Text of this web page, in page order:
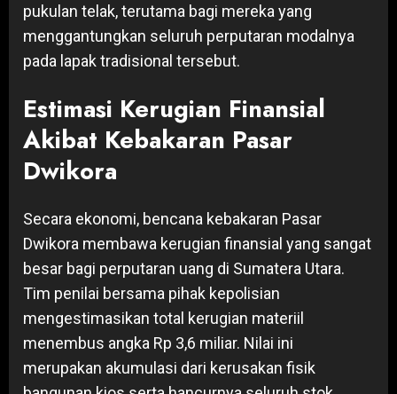
pukulan telak, terutama bagi mereka yang
menggantungkan seluruh perputaran modalnya
pada lapak tradisional tersebut.
Estimasi Kerugian Finansial
Akibat Kebakaran Pasar
Dwikora
Secara ekonomi, bencana kebakaran Pasar
Dwikora membawa kerugian finansial yang sangat
besar bagi perputaran uang di Sumatera Utara.
Tim penilai bersama pihak kepolisian
mengestimasikan total kerugian materiil
menembus angka Rp 3,6 miliar. Nilai ini
merupakan akumulasi dari kerusakan fisik